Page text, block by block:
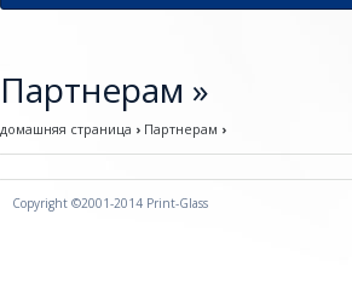
Партнерам »
домашняя страница › Партнерам ›
Copyright ©2001-2014 Print-Glass